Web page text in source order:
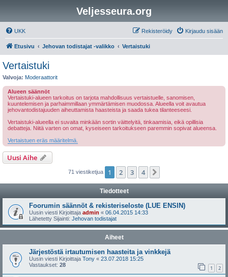
Veljesseura.org
UKK Kirjaudu sisään
Rekisteröidy
Etusivu Jehovan todistajat -valikko Vertaistuki
Vertaistuki
Valvoja: Moderaattorit
Alueen säännöt
Vertaistuki-alueen tarkoitus on tarjota mahdollisuus vertaistuelle, sanomisen,
kuuntelemisen ja parhaimmillaan ymmärtämisen muodossa. Alueella voit avautua
jehovantodistajuuden aiheuttamista haasteista ja saada tukea tilanteeseesi.
Vertaistuki-alueella ei suvaita minkään sortin väittelyitä, tinkaamisia, eikä opillisia
debatteja. Niitä varten on omat, kyseiseen tarkoitukseen paremmin sopivat alueensa.
Vertaistuen eräs määritelmä.
Uusi Aihe
71 viestiketjua 1 2 3 4
Tiedotteet
Foorumin säännöt & rekisteriseloste (LUE ENSIN)
Uusin viesti Kirjoittaja admin « 06.04.2015 14:33
Lähetetty Sijainti: Jehovan todistajat
Aiheet
Järjestöstä irtautumisen haasteita ja vinkkejä
Uusin viesti Kirjoittaja Tony « 23.07.2018 15:25
Vastaukset: 28 1 2